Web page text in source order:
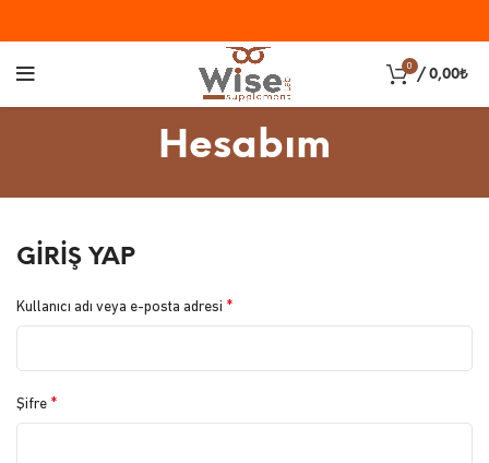
0
/ 0,00₺
Hesabım
GIRIŞ YAP
Kullanıcı adı veya e-posta adresi *
Şifre *